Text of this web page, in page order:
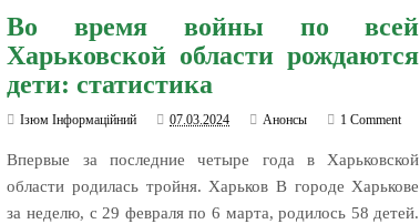
Во время войны по всей
Харьковской области рождаются
дети: статистика
Ізюм Інформаційний 07.03.2024 Анонсы 1 Comment
Впервые за последние четыре года в Харьковской
области родилась тройня. Харьков В городе Харькове
за неделю, с 29 февраля по 6 марта, родилось 58 детей.